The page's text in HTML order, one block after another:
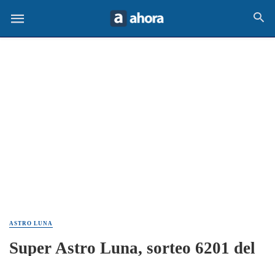
ASTRO LUNA
Super Astro Luna, sorteo 6201 del